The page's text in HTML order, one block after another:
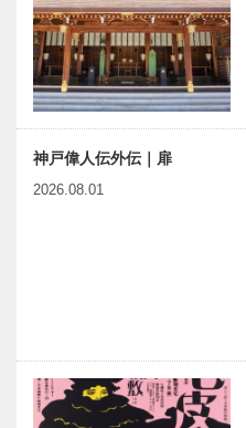
神戸偉人伝外伝｜扉
2026.08.01